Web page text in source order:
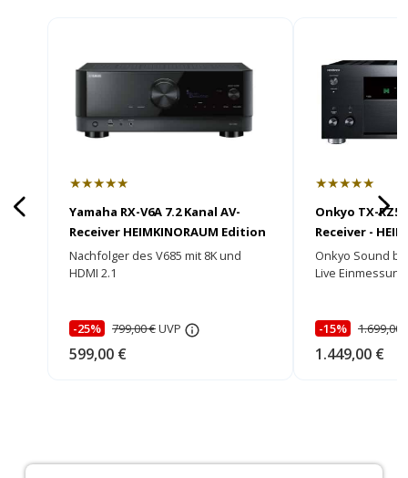
★★★★★
Yamaha RX-V6A 7.2 Kanal AV-
Receiver HEIMKINORAUM Edition
Nachfolger des V685 mit 8K und
HDMI 2.1
-25% 799,00 €UVP
599,00 €
★★★★★
Onkyo TX-
Receiver -
Edition
Onkyo Sound
Live
-15% 1.699,00
1.449,00 €